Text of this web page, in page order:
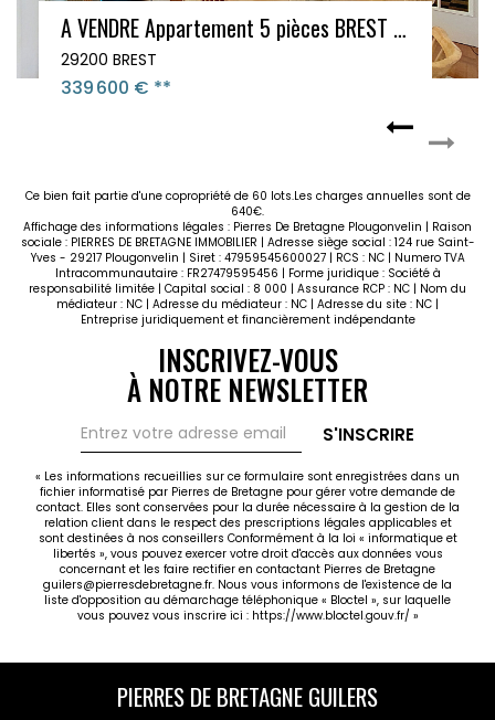
A VENDRE Appartement 5 pièces BREST TRIANGLE D'OR
29200 BREST
339 600 € **
Ce bien fait partie d'une copropriété de 60 lots.Les charges annuelles sont de
640€.
Affichage des informations légales : Pierres De Bretagne Plougonvelin | Raison
sociale : PIERRES DE BRETAGNE IMMOBILIER | Adresse siège social : 124 rue Saint-
Yves - 29217 Plougonvelin | Siret : 47959545600027 | RCS : NC | Numero TVA
Intracommunautaire : FR27479595456 | Forme juridique : Société à
responsabilité limitée | Capital social : 8 000 | Assurance RCP : NC | Nom du
médiateur : NC | Adresse du médiateur : NC | Adresse du site : NC |
Entreprise juridiquement et financièrement indépendante
INSCRIVEZ-VOUS
À NOTRE NEWSLETTER
S'INSCRIRE
« Les informations recueillies sur ce formulaire sont enregistrées dans un
fichier informatisé par Pierres de Bretagne pour gérer votre demande de
contact. Elles sont conservées pour la durée nécessaire à la gestion de la
relation client dans le respect des prescriptions légales applicables et
sont destinées à nos conseillers Conformément à la loi « informatique et
libertés », vous pouvez exercer votre droit d'accès aux données vous
concernant et les faire rectifier en contactant Pierres de Bretagne
guilers@pierresdebretagne.fr. Nous vous informons de l'existence de la
liste d'opposition au démarchage téléphonique « Bloctel », sur laquelle
vous pouvez vous inscrire ici : https://www.bloctel.gouv.fr/ »
PIERRES DE BRETAGNE GUILERS